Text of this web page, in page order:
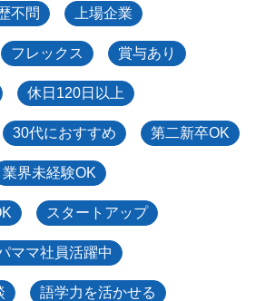
不問 上場企業
フレックス 賞与あり
休日120日以上
30代におすすめ 第二新卒OK
業界未経験OK
スタートアップ
ママ社員活躍中
語学力を活かせる